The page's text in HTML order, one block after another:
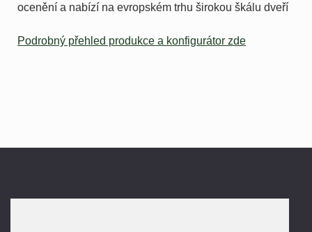
ocenění a nabízí na evropském trhu širokou škálu dveří
Podrobný přehled produkce a konfigurátor zde